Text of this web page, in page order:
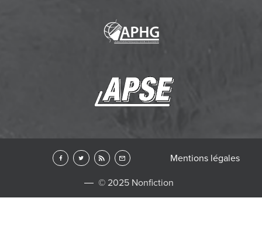
© 2025 Nonfiction
Mentions légales